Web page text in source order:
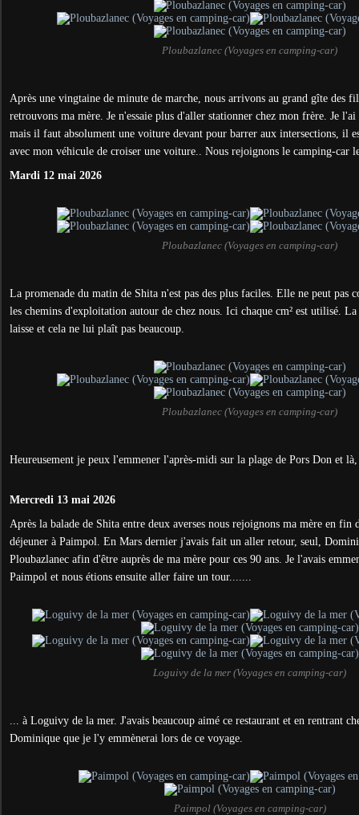
Ploubazlanec (Voyages en camping-car)
Après une vingtaine de minute de marche, nous arrivons au grand gîte des
retrouvons ma mère. Je n'essaie plus d'aller stationner chez mon frère. Je
mais il faut absolument une voiture devant pour barrer aux intersections, il
avec mon véhicule de croiser une voiture.. Nous rejoignons le camping-car
Mardi 12 mai 2026
Ploubazlanec (Voyages en camping-car)
La promenade du matin de Shita n'est pas des plus faciles. Elle ne peut pas
les chemins d'exploitation autour de chez nous. Ici chaque cm² est utilisé.
laisse et cela ne lui plaît pas beaucoup.
Ploubazlanec (Voyages en camping-car)
Heureusement je peux l'emmener l'après-midi sur la plage de Pors Don et
Mercredi 13 mai 2026
Après la balade de Shita entre deux averses nous rejoignons ma mère en fin
déjeuner à Paimpol. En Mars dernier j'avais fait un aller retour, seul,
Ploubazlanec afin d'être auprès de ma mère pour ces 90 ans. Je l'avais
Paimpol et nous étions ensuite aller faire un tour.......
Loguivy de la mer (Voyages en camping-car)
... à Loguivy de la mer. J'avais beaucoup aimé ce restaurant et en rentrant
Dominique que je l'y emmènerai lors de ce voyage.
Paimpol (Voyages en camping-car)